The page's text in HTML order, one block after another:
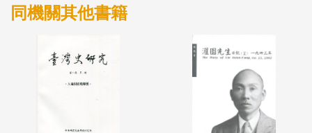
同機關其他書籍